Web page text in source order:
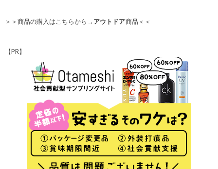
＞＞商品の購入はこちらから→アウトドア商品＜＜
【PR】